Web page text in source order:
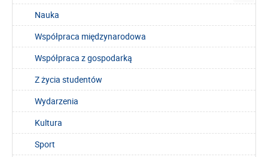
Nauka
Współpraca międzynarodowa
Współpraca z gospodarką
Z życia studentów
Wydarzenia
Kultura
Sport